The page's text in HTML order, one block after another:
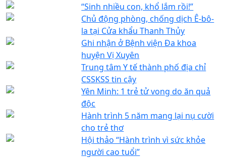
“Sinh nhiều con, khổ lắm rồi!”
Chủ động phòng, chống dịch Ê-bô-
la tại Cửa khẩu Thanh Thủy
Ghi nhận ở Bệnh viện Đa khoa
huyện Vị Xuyên
Trung tâm Y tế thành phố địa chỉ
CSSKSS tin cậy
Yên Minh: 1 trẻ tử vong do ăn quả
độc
Hành trình 5 năm mang lại nụ cười
cho trẻ thơ
Hội thảo “Hành trình vì sức khỏe
người cao tuổi”